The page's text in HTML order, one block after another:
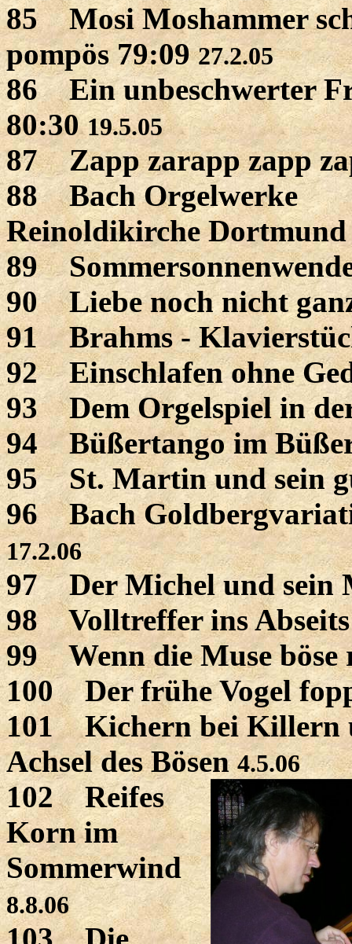
85 Mosi Moshammer
pompös 79:0927.2.05
86 Ein unbeschwerter
80:3019.5.05
87 Zapp zarapp zapp
88 Bach Orgelwerke
Reinoldikirche
89
90 Liebe noch nicht
91 Brahms -
92 Einschlafen ohne
93 Dem Orgelspiel in
94 Büßertango im
95 St. Martin und sein
96 Bach
17.2.06
97 Der Michel und sein
98 Volltreffer ins
99 Wenn die Muse
100 Der frühe Vogel
101 Kichern bei Killern
Achsel des Bösen4.5.06
102 Reifes
Korn im
Sommerwind
8.8.06